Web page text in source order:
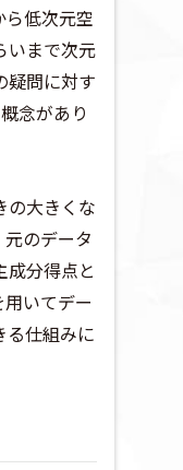
ら低次元空
いまで次元
疑問に対す
念があり
の大きくな
のデータ
成分得点と
いてデー
る仕組みに